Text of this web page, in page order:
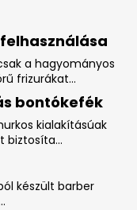
a hagyományos
frizurákat...
bontókefék
kialakításúak
biztosíta...
készült barber